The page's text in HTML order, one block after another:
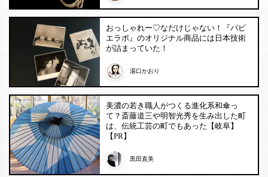
おっしゃれー♡なだけじゃない！『パピ
エラボ』のオリジナル商品には日本技術
が詰まっていた！
湯口かおり
美濃の若き職人がつくる進化系和傘っ
て？斎藤道三や明智光秀を生み出した町
は、伝統工芸の町でもあった【岐阜】
【PR】
黒田直美